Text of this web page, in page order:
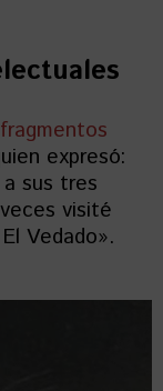
fragmentos
expresó:
sus tres
visité
Vedado».